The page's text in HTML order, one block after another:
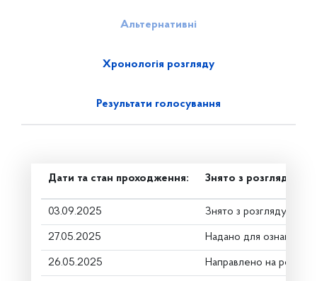
Альтернативні
Хронологія розгляду
Результати голосування
Дати та стан проходження: Знято з розгляду
03.09.2025 Знято з розгляду
27.05.2025 Надано для
26.05.2025 Направлено на